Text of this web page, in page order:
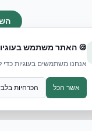
🍪 האתר משתמש
אנחנו משתמשים בעוגיות
אשר הכל הכרחיות